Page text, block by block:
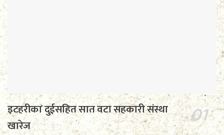
इटहरीका दुईसहित सात वटा सहकारी संस्था
खारेज